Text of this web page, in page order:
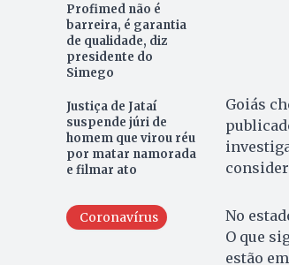
Profimed não é
barreira, é garantia
de qualidade, diz
presidente do
Simego
Justiça de Jataí
suspende júri de
homem que virou réu
por matar namorada
e filmar ato
Coronavírus
Goiás
No
O que
estão